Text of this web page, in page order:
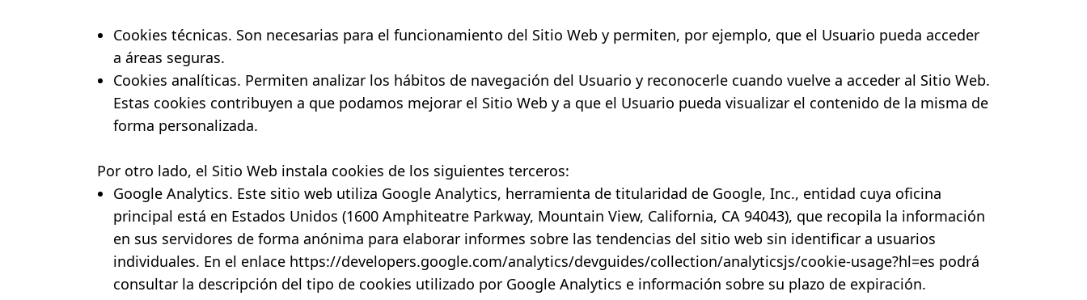
Cookies técnicas. Son necesarias para el funcionamiento del Sitio Web y permiten, por ejemplo, que el Usuario pueda acceder
a áreas seguras.
Cookies analíticas. Permiten analizar los hábitos de navegación del Usuario y reconocerle cuando vuelve a acceder al Sitio Web.
Estas cookies contribuyen a que podamos mejorar el Sitio Web y a que el Usuario pueda visualizar el contenido de la misma de
forma personalizada.
Por otro lado, el Sitio Web instala cookies de los siguientes terceros:
Google Analytics. Este sitio web utiliza Google Analytics, herramienta de titularidad de Google, Inc., entidad cuya oficina
principal está en Estados Unidos (1600 Amphiteatre Parkway, Mountain View, California, CA 94043), que recopila la información
en sus servidores de forma anónima para elaborar informes sobre las tendencias del sitio web sin identificar a usuarios
individuales. En el enlace https://developers.google.com/analytics/devguides/collection/analyticsjs/cookie-usage?hl=es podrá
consultar la descripción del tipo de cookies utilizado por Google Analytics e información sobre su plazo de expiración.